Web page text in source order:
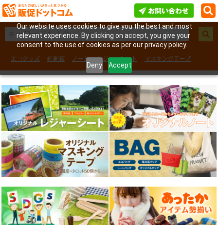
Our website uses cookies to give you the best and most
relevant experience. By clicking on accept, you give your
consent to the use of cookies as per our privacy policy.
Deny Accept
エコグッズ 絆創膏 ノート レジャーシート
マスキングテープ
フェイスシール